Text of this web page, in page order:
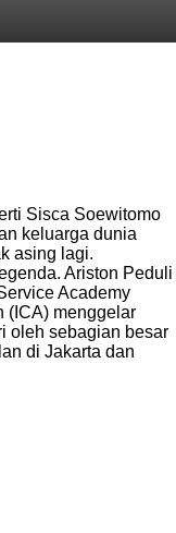
Sisca Soewitomo
keluarga dunia
asing lagi.
Ariston Peduli
Academy
(ICA) menggelar
oleh sebagian besar
di Jakarta dan